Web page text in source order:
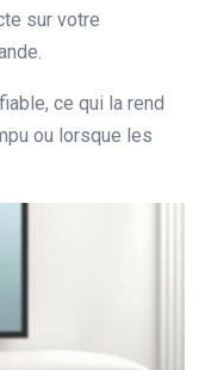
sur votre
ce qui la rend
ou lorsque les